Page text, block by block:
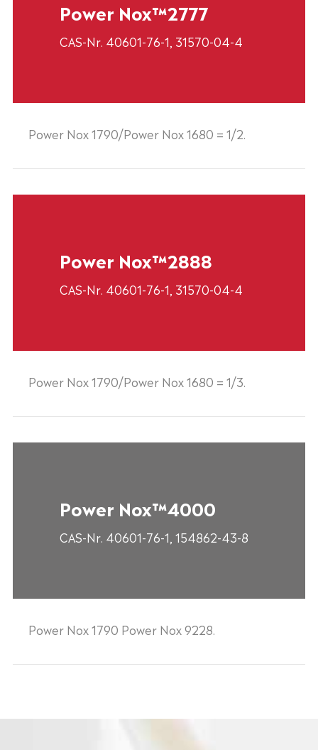
Power Nox™2777
CAS-Nr. 40601-76-1, 31570-04-4
Power Nox 1790/Power Nox 1680 = 1/2.
Power Nox™2888
CAS-Nr. 40601-76-1, 31570-04-4
Power Nox 1790/Power Nox 1680 = 1/3.
Power Nox™4000
CAS-Nr. 40601-76-1, 154862-43-8
Power Nox 1790 Power Nox 9228.